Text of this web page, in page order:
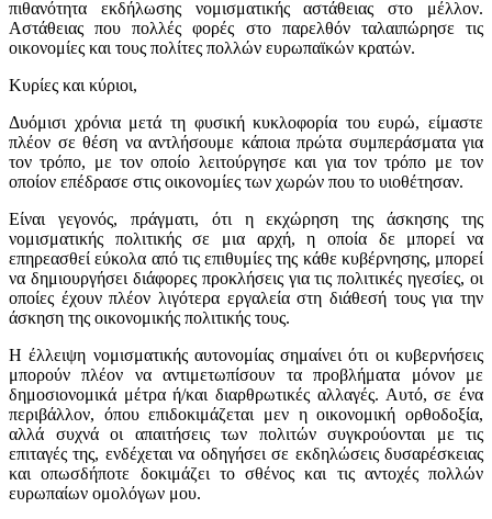
πιθανότητα εκδήλωσης νομισματικής αστάθειας στο μέλλον.
Αστάθειας που πολλές φορές στο παρελθόν ταλαιπώρησε τις
οικονομίες και τους πολίτες πολλών ευρωπαϊκών κρατών.
Κυρίες και κύριοι,
Δυόμισι χρόνια μετά τη φυσική κυκλοφορία του ευρώ, είμαστε
πλέον σε θέση να αντλήσουμε κάποια πρώτα συμπεράσματα για
τον τρόπο, με τον οποίο λειτούργησε και για τον τρόπο με τον
οποίον επέδρασε στις οικονομίες των χωρών που το υιοθέτησαν.
Είναι γεγονός, πράγματι, ότι η εκχώρηση της άσκησης της
νομισματικής πολιτικής σε μια αρχή, η οποία δε μπορεί να
επηρεασθεί εύκολα από τις επιθυμίες της κάθε κυβέρνησης, μπορεί
να δημιουργήσει διάφορες προκλήσεις για τις πολιτικές ηγεσίες, οι
οποίες έχουν πλέον λιγότερα εργαλεία στη διάθεσή τους για την
άσκηση της οικονομικής πολιτικής τους.
Η έλλειψη νομισματικής αυτονομίας σημαίνει ότι οι κυβερνήσεις
μπορούν πλέον να αντιμετωπίσουν τα προβλήματα μόνον με
δημοσιονομικά μέτρα ή/και διαρθρωτικές αλλαγές. Αυτό, σε ένα
περιβάλλον, όπου επιδοκιμάζεται μεν η οικονομική ορθοδοξία,
αλλά συχνά οι απαιτήσεις των πολιτών συγκρούονται με τις
επιταγές της, ενδέχεται να οδηγήσει σε εκδηλώσεις δυσαρέσκειας
και οπωσδήποτε δοκιμάζει το σθένος και τις αντοχές πολλών
ευρωπαίων ομολόγων μου.